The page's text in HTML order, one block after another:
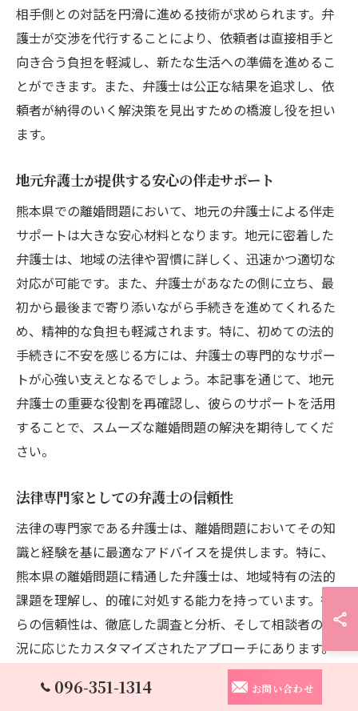
相手側との対話を円滑に進める技術が求められます。弁
護士が交渉を代行することにより、依頼者は直接相手と
向き合う負担を軽減し、新たな生活への準備を進めるこ
とができます。また、弁護士は公正な結果を追求し、依
頼者が納得のいく解決策を見出すための橋渡し役を担い
ます。
地元弁護士が提供する安心の伴走サポート
熊本県での離婚問題において、地元の弁護士による伴走
サポートは大きな安心材料となります。地元に密着した
弁護士は、地域の法律や習慣に詳しく、迅速かつ適切な
対応が可能です。また、弁護士があなたの側に立ち、最
初から最後まで寄り添いながら手続きを進めてくれるた
め、精神的な負担も軽減されます。特に、初めての法的
手続きに不安を感じる方には、弁護士の専門的なサポー
トが心強い支えとなるでしょう。本記事を通じて、地元
弁護士の重要な役割を再確認し、彼らのサポートを活用
することで、スムーズな離婚問題の解決を期待してくだ
さい。
法律専門家としての弁護士の信頼性
法律の専門家である弁護士は、離婚問題においてその知
識と経験を基に最適なアドバイスを提供します。特に、
熊本県の離婚問題に精通した弁護士は、地域特有の法的
課題を理解し、的確に対処する能力を持っています。彼
らの信頼性は、徹底した調査と分析、そして相談者の状
況に応じたカスタマイズされたアプローチにあります。
弁護士の存在は、法的手続きを円滑に進めるための重要
な柱となり、安心して離婚問題に向き合うことを可能に
096-351-1314 お問い合わせ